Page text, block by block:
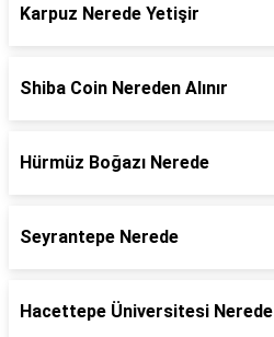
Karpuz Nerede Yetişir
Shiba Coin Nereden Alınır
Hürmüz Boğazı Nerede
Seyrantepe Nerede
Hacettepe Üniversitesi Nerede